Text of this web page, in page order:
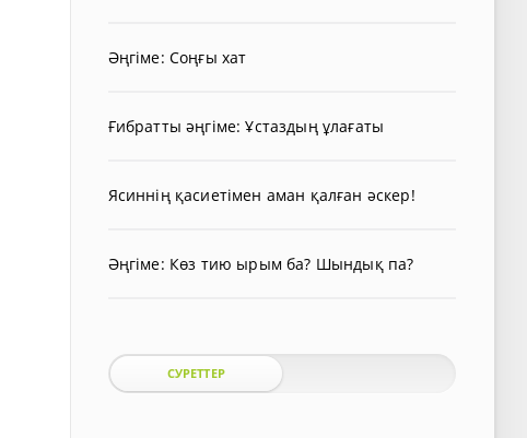
Әңгіме: Соңғы хат
Ғибратты әңгіме: Ұстаздың ұлағаты
Ясиннің қасиетімен аман қалған әскер!
Әңгіме: Көз тию ырым ба? Шындық па?
СУРЕТТЕР